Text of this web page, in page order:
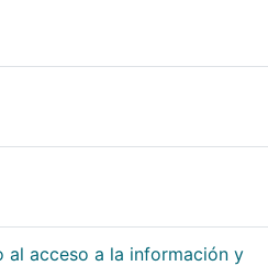
al acceso a la información y